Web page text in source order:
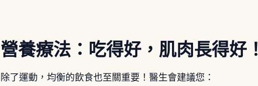
營養療法：吃得好，肌肉長得好！
除了運動，均衡的飲食也至關重要！醫生會建議您：